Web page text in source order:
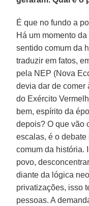
É que no fundo a
Há um momento
sentido comum da
traduzir em fatos,
pela NEP (Nova
devia dar de comer
do Exército
bem, espírito da
depois? O que vão
escalas, é o
comum da história.
povo,
diante da lógica
privatizações, isso
pessoas. A